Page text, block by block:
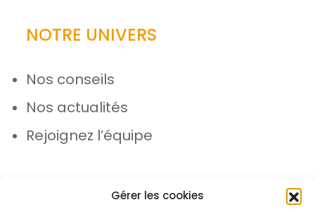
Gérer les cookies
NOTRE UNIVERS
Nos conseils
Nos actualités
Rejoignez l’équipe